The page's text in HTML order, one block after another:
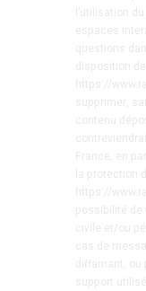
l’utilisation
espaces
questions
disposition
https://
supprimer,
contenu
France, en
la protection
https://
possibilité de
civile et/ou
cas de
diffamant, ou
support